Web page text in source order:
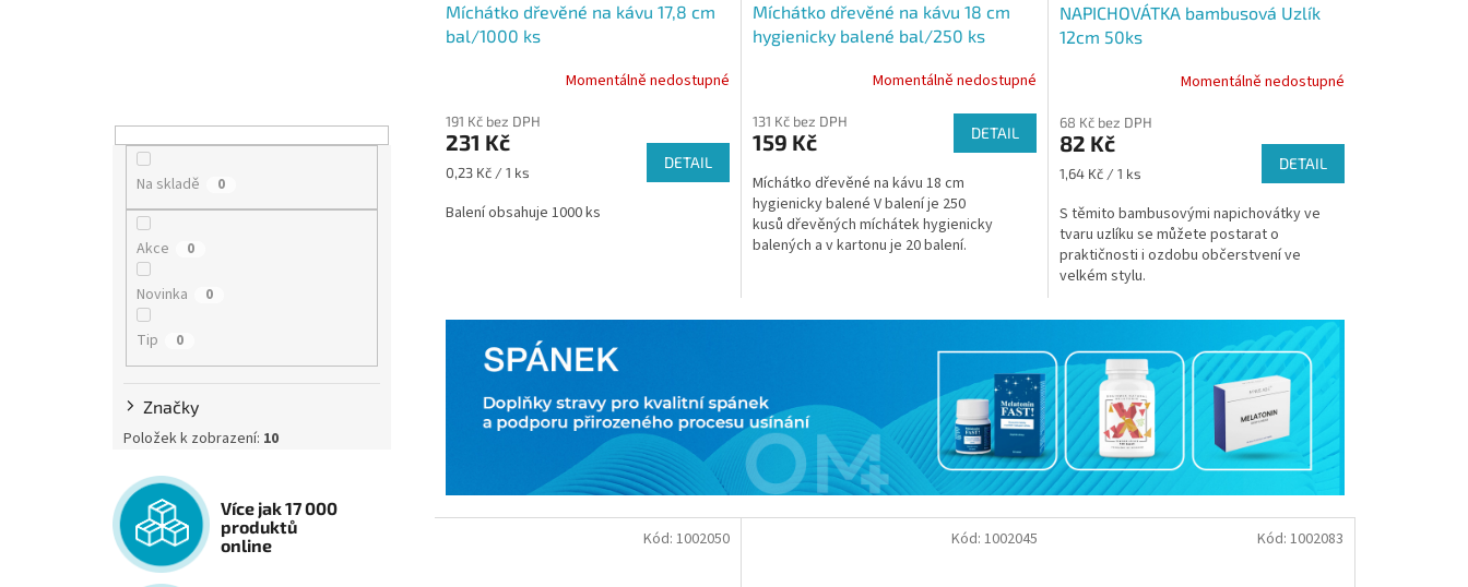
Na skladě 0
Akce 0
Novinka 0
Tip 0
Značky
Položek k zobrazení: 10
Více jak 17 000
produktů
online
Míchátko dřevěné na kávu 17,8 cm
bal/1000 ks
Momentálně nedostupné
191 Kč bez DPH
231 Kč
Měrná
0,23 Kč / 1 ks
DETAIL
Balení obsahuje 1000 ks
Míchátko dřevěné na kávu 18 cm
hygienicky balené bal/250 ks
Momentálně nedostupné
131 Kč bez DPH
159 Kč DETAIL
Míchátko dřevěné na kávu 18 cm
hygienicky balené V balení je 250
kusů dřevěných míchátek hygienicky
balených a v kartonu je 20 balení.
NAPICHOVÁTKA bambusová Uzlík
12cm 50ks
Momentálně nedostupné
68 Kč bez DPH
82 Kč
Měrná
1,64 Kč / 1 ks
DETAIL
S těmito bambusovými napichovátky ve
tvaru uzlíku se můžete postarat o
praktičnosti i ozdobu občerstvení ve
velkém stylu.
Kód: 1002050 Kód: 1002045 Kód: 1002083